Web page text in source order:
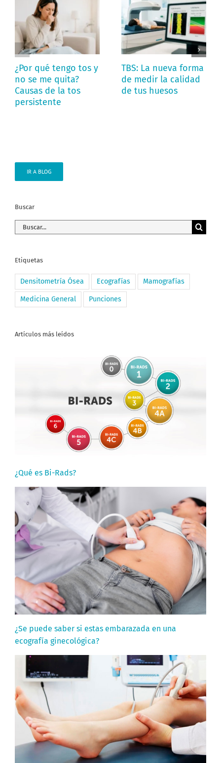
¿Por qué tengo tos y
no se me quita?
Causas de la tos
persistente
TBS: La nueva forma
de medir la calidad
de tus huesos
IR A BLOG
Buscar
Buscar:
Etiquetas
Densitometría Ósea Ecografías Mamografías
Medicina General Punciones
Artículos más leídos
¿Qué es Bi-Rads?
¿Se puede saber si estas embarazada en una
ecografía ginecológica?